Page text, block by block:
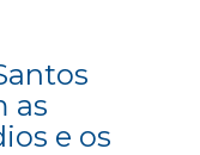
as
e os